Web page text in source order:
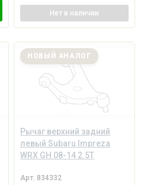
Нет в наличии
Рычаг верхний задний
левый Subaru Impreza
WRX GH 08-14 2.5T
НОВЫЙ АНАЛОГ
Арт. 834332